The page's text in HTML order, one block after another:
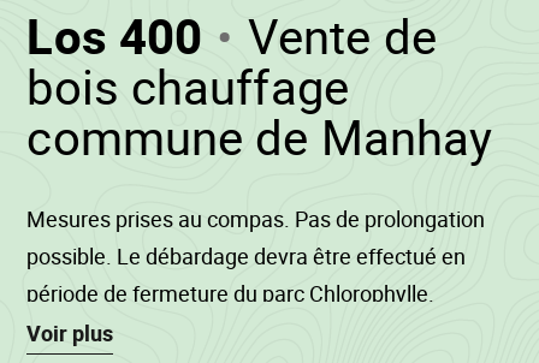
Los 400 (RW/931/
-
Vente de
bois chauffage
commune de Manhay•
Mesures prises au compas. Pas de prolongation
possible. Le débardage devra être effectué en
période de fermeture du parc Chlorophylle.
Voir plus